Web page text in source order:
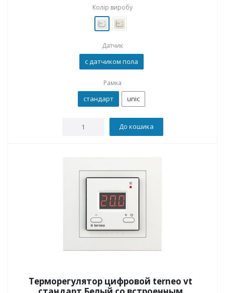
Колір виробу
Датчик
с датчиком пола
Рамка
стандарт unic
До кошика
Терморегулятор цифровой terneo vt